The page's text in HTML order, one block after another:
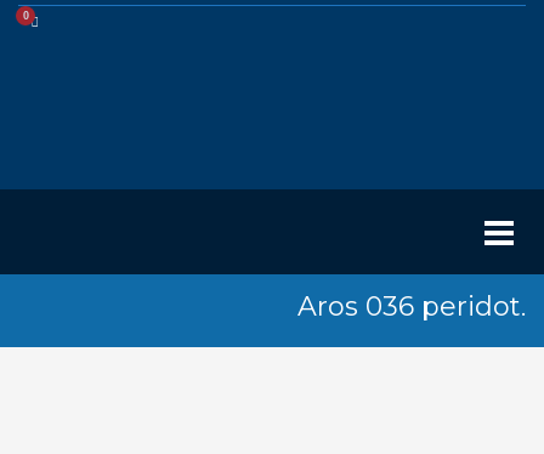
Aros 036 peridot.